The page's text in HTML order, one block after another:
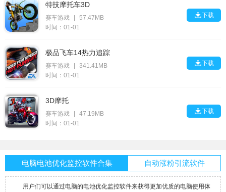
特技摩托车3D
赛车游戏
57.47MB
时间：01-01
下载
极品飞车14热力追踪
赛车游戏
341.41MB
时间：01-01
下载
3D摩托
赛车游戏
47.19MB
时间：01-01
下载
电脑电池优化监控软件合集 自动涨粉引流软件
用户们可以通过电脑的电池优化监控软件来获得更加优质的电脑使用体